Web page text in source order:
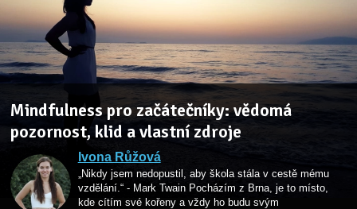
Mindfulness pro začátečníky: vědomá
pozornost, klid a vlastní zdroje
Ivona Růžová
„Nikdy jsem nedopustil, aby škola stála v cestě mému
vzdělání.“ - Mark Twain Pocházím z Brna, je to místo,
kde cítím své kořeny a vždy ho budu svým